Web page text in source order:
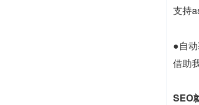
支持
●自
借助
SEO